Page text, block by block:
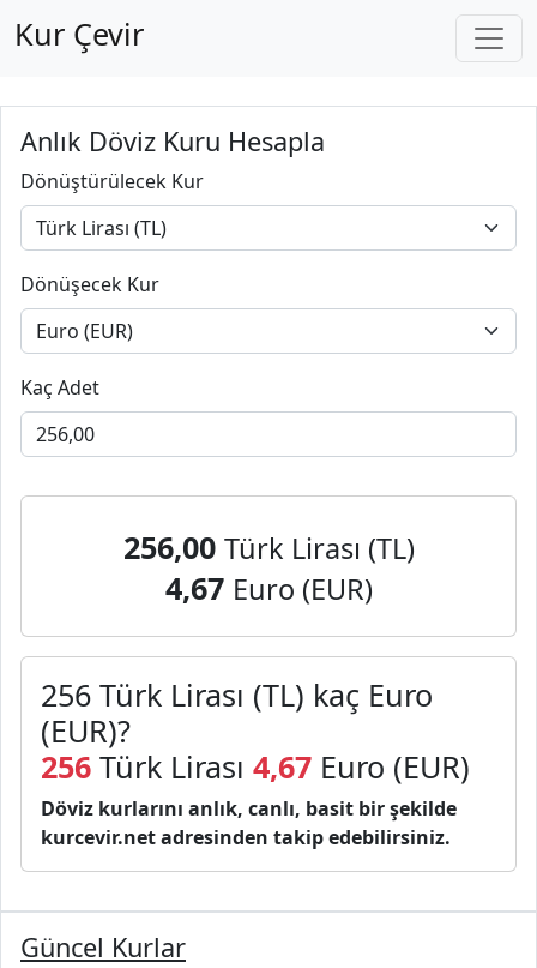
Kur Çevir
Anlık Döviz Kuru Hesapla
Dönüştürülecek Kur
Dönüşecek Kur
Kaç Adet
256,00 Türk Lirası (TL)
4,67 Euro (EUR)
256 Türk Lirası (TL) kaç Euro
(EUR)?
256 Türk Lirası 4,67 Euro (EUR)
Döviz kurlarını anlık, canlı, basit bir şekilde
kurcevir.net adresinden takip edebilirsiniz.
Güncel Kurlar